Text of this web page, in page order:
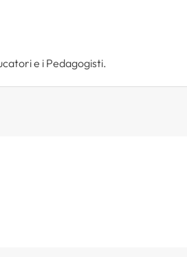
e i Pedagogisti.